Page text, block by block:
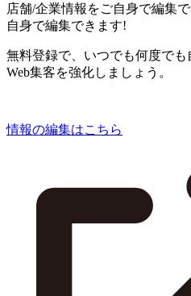
店舗/企業情報をご自身で編集
自身で編集できます!
無料登録で、いつでも何度でも
Web集客を強化しましょう。
情報の編集はこちら